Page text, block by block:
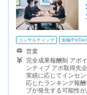
コンサルティング 金融/
営業
完全成果報酬制 アポ
ンティブ アポ取得先
実績に応じてインセ
応じたランキング報
ブが発生する可能性が